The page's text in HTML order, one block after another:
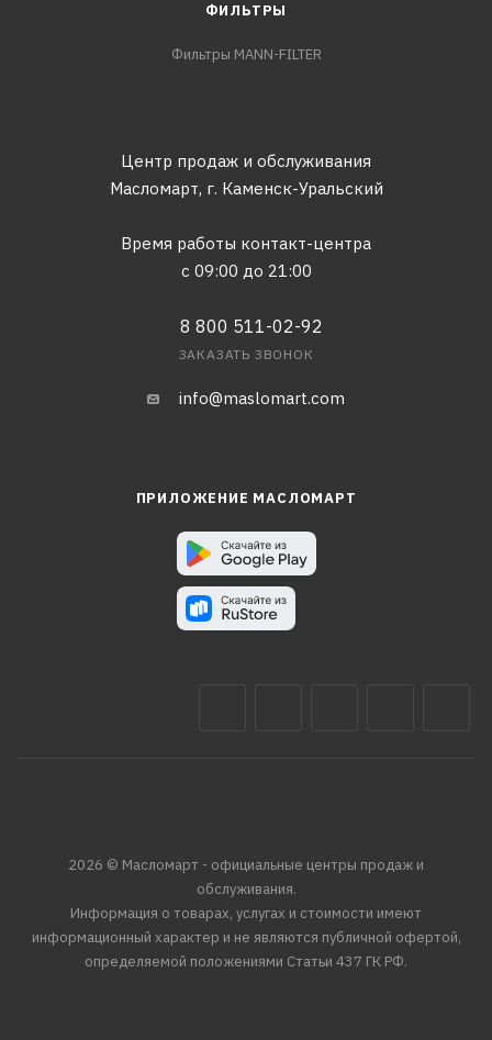
ФИЛЬТРЫ
Фильтры MANN-FILTER
Центр продаж и обслуживания
Масломарт, г. Каменск-Уральский
Время работы контакт-центра
с 09:00 до 21:00
8 800 511-02-92
ЗАКАЗАТЬ ЗВОНОК
info@maslomart.com
ПРИЛОЖЕНИЕ МАСЛОМАРТ
2026 © Масломарт - официальные центры продаж и
обслуживания.
Информация о товарах, услугах и стоимости имеют
информационный характер и не являются публичной офертой,
определяемой положениями Статьи 437 ГК РФ.